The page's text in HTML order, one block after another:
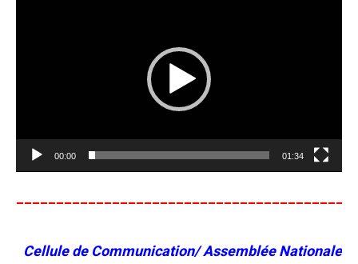
00:00 01:34
Cellule de Communication/ Assemblée Nationale